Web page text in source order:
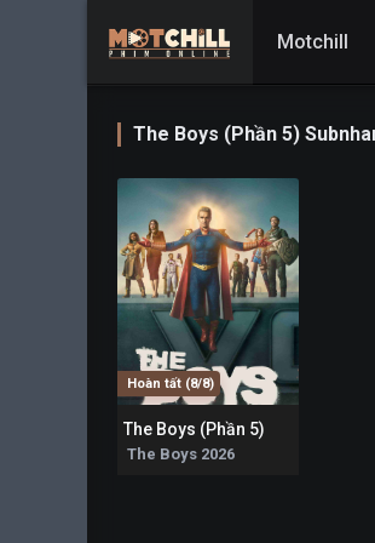
Motchill
The Boys (Phần 5)
Hoàn tất (8/8)
8.437
The Boys (Phần 5)
The Boys 2026